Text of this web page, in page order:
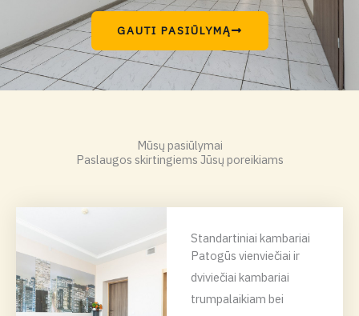
GAUTI PASIŪLYMĄ
Mūsų pasiūlymai
Paslaugos skirtingiems Jūsų poreikiams
Standartiniai kambariai
Patogūs vienviečiai ir
dviviečiai kambariai
trumpalaikiam bei